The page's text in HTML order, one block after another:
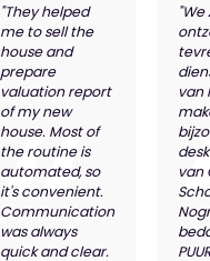
"They helped
me to sell the
house and
prepare
valuation report
of my new
house. Most of
the routine is
automated, so
it's convenient.
Communication
was always
quick and clear.
"We
van
van